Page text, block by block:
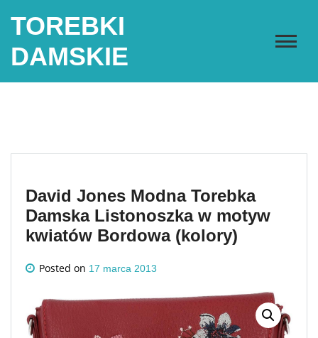
TOREBKI
DAMSKIE
David Jones Modna Torebka
Damska Listonoszka w motyw
kwiatów Bordowa (kolory)
Posted on 17 marca 2013